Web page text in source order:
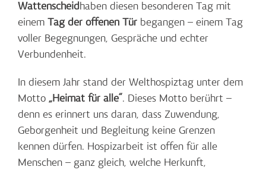
Wattenscheidhaben diesen besonderen Tag mit
einem
Tag der offenen Türbegangen – einem Tag
voller Begegnungen, Gespräche und echter
Verbundenheit.
In diesem Jahr stand der Welthospiztag unter dem
Motto „Heimat für alle“ . Dieses Motto berührt –
denn es erinnert uns daran, dass Zuwendung,
Geborgenheit und Begleitung keine Grenzen
kennen dürfen. Hospizarbeit ist offen für alle
Menschen – ganz gleich, welche Herkunft,